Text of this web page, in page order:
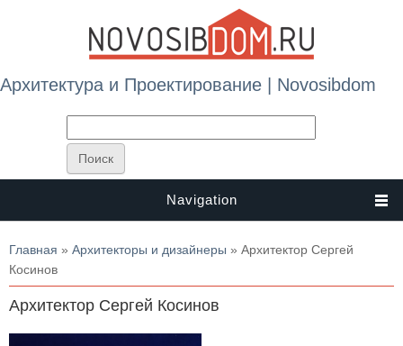
Архитектура и Проектирование | Novosibdom
Navigation
Вы здесь
Главная » Архитекторы и дизайнеры » Архитектор Сергей
Косинов
Архитектор Сергей Косинов